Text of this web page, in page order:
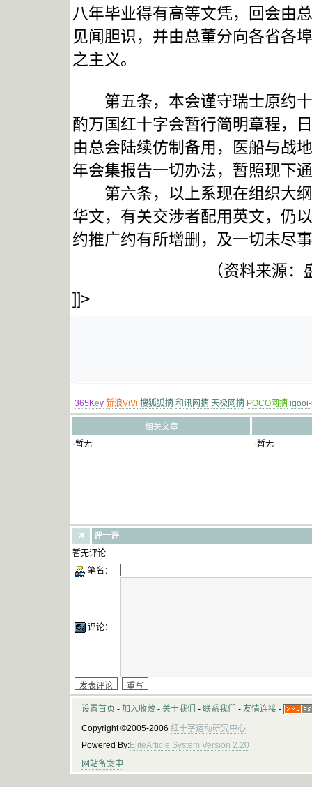
八年毕业得有高等文凭，回会由
见闻胆识，并由总董分向各省各
之主义。
第五条，本会谨守瑞士原约十
酌万国红十字会暂行简明章程，
由总会陆续仿制备用，医船与战
年会集报告一切办法，暂照现下
第六条，以上系现在组织大纲
华文，有关交涉者配用英文，仍
约推广约有所增删，及一切未尽
（资料来源
]]>
365Key 新浪ViVi 搜狐狐摘 和讯网摘 天极网摘 POCO网摘
相关文章
·暂无
·暂无
评一评
暂无评论
笔名：
评论：
设置首页 - 加入收藏 - 关于我们 - 联系我们 - 友情连接 -
Copyright ©2005-2006 红十字运动研究中心
Powered By:EliteArticle System Version 2.20
网站备案中